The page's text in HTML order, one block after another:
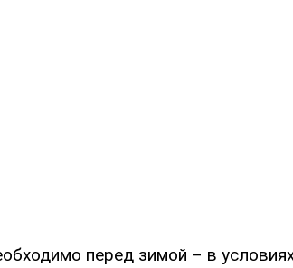
перед зимой – в